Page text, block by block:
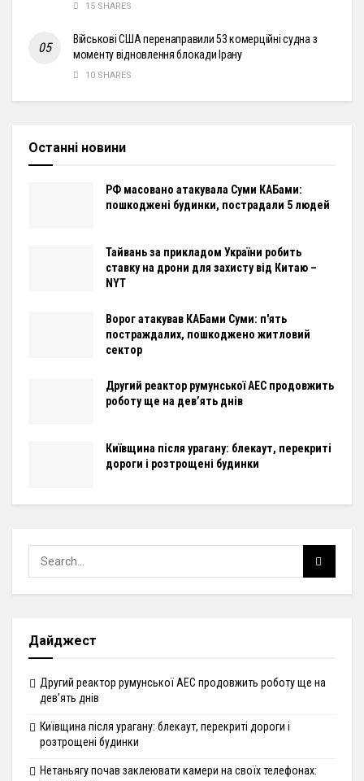
15 SHARES
Військові США перенаправили 53 комерційні судна з
моменту відновлення блокади Ірану
10 SHARES
Останні новини
РФ масовано атакувала Суми КАБами:
пошкоджені будинки, пострадали 5 людей
Тайвань за прикладом України робить
ставку на дрони для захисту від Китаю –
NYT
Ворог атакував КАБами Суми: п'ять
постраждалих, пошкоджено житловий
сектор
Другий реактор румунської АЕС продовжить
роботу ще на дев’ять днів
Київщина після урагану: блекаут, перекриті
дороги і розтрощені будинки
Дайджест
Другий реактор румунської АЕС продовжить роботу ще на
дев’ять днів
Київщина після урагану: блекаут, перекриті дороги і
розтрощені будинки
Нетаньягу почав заклеювати камери на своїх телефонах: